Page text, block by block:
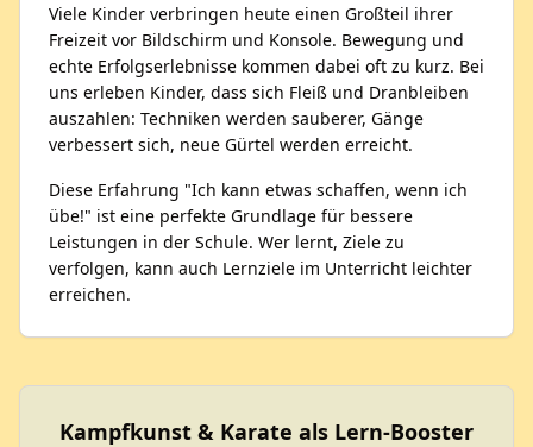
Viele Kinder verbringen heute einen Großteil ihrer
Freizeit vor Bildschirm und Konsole. Bewegung und
echte Erfolgserlebnisse kommen dabei oft zu kurz. Bei
uns erleben Kinder, dass sich Fleiß und Dranbleiben
auszahlen: Techniken werden sauberer, Gänge
verbessert sich, neue Gürtel werden erreicht.
Diese Erfahrung "Ich kann etwas schaffen, wenn ich
übe!" ist eine perfekte Grundlage für bessere
Leistungen in der Schule. Wer lernt, Ziele zu
verfolgen, kann auch Lernziele im Unterricht leichter
erreichen.
Kampfkunst & Karate als Lern-Booster